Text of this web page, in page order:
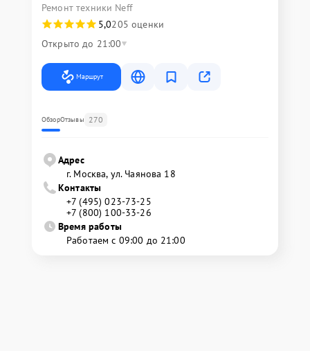
Ремонт техники Neff
5,0205 оценки
Открыто до 21:00
Маршрут
ОбзорОтзывы 270
Адрес
г. Москва, ул. Чаянова 18
Контакты
+7 (495) 023-73-25
+7 (800) 100-33-26
Время работы
Работаем с 09:00 до 21:00